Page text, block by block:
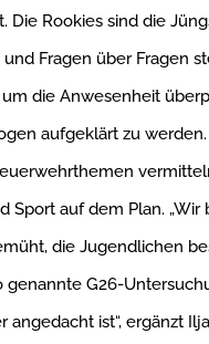
Die Rookies sind die
Fragen über Fragen
die Anwesenheit
aufgeklärt zu werden.
auf dem Plan. „Wir
die Jugendlichen
genannte G26-
ist“, ergänzt Ilja